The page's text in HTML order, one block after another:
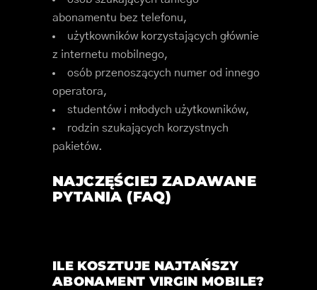
abonamentu bez telefonu,
użytkowników korzystających głównie
z internetu mobilnego,
osób przenoszących numer od innego
operatora,
studentów i młodych użytkowników,
rodzin szukających korzystnych
pakietów.
NAJCZĘŚCIEJ ZADAWANE
PYTANIA (FAQ)
ILE KOSZTUJE NAJTAŃSZY
ABONAMENT VIRGIN MOBILE?